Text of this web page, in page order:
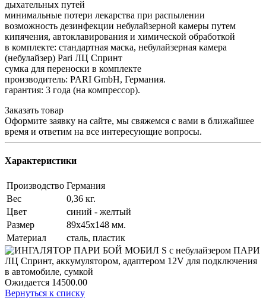
дыхательных путей
минимальные потери лекарства при распылении
возможность дезинфекции небулайзерной камеры путем
кипячения, автоклавирования и химической обработкой
в комплекте: стандартная маска, небулайзерная камера
(небулайзер) Pari ЛЦ Спринт
сумка для переноски в комплекте
производитель: PARI GmbH, Германия.
гарантия: 3 года (на компрессор).
Заказать товар
Оформите заявку на сайте, мы свяжемся с вами в ближайшее
время и ответим на все интересующие вопросы.
Характеристики
Производство Германия
Вес
0,36 кг.
Цвет
синий - желтый
Размер
89х45х148 мм.
Материал
сталь, пластик
Ожидается 14500.00
Вернуться к списку